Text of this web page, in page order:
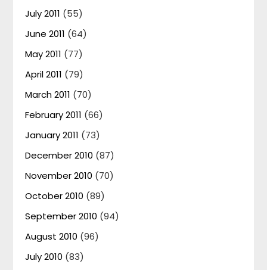
July 2011 (55)
June 2011 (64)
May 2011 (77)
April 2011 (79)
March 2011 (70)
February 2011 (66)
January 2011 (73)
December 2010 (87)
November 2010 (70)
October 2010 (89)
September 2010 (94)
August 2010 (96)
July 2010 (83)